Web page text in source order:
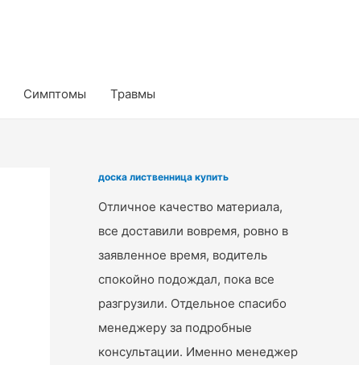
Симптомы Травмы
доска лиственница купить
Отличное качество материала,
все доставили вовремя, ровно в
заявленное время, водитель
спокойно подождал, пока все
разгрузили. Отдельное спасибо
менеджеру за подробные
консультации. Именно менеджер